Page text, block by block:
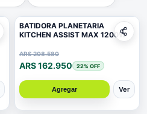
BATIDORA PLANETARIA
KITCHEN ASSIST MAX 1200W
ARS 208.580
ARS 162.950 22% OFF
Agregar Ver